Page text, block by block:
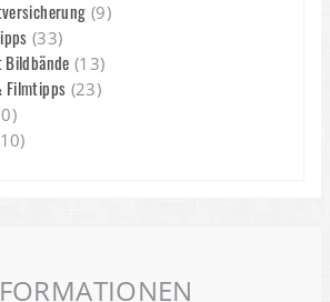
(9)
(33)
Bildbände (13)
Filmtipps (23)